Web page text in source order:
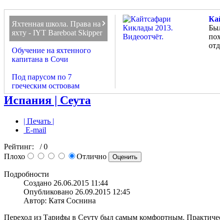
Яхтенная школа. Права на
яхту - IYT Bareboat Skipper
Обучение на яхтенного
капитана в Сочи
Под парусом по 7
греческим островам
На Санторини под парусом
Получить международные
права на яхту.
Кайтсафари - Багамы 2014.
Видеоотчёт.
Кайтсафари Киклады 2013.
Видеоотчёт.
В
На
Испания | Сеута
| Печать |
E-mail
Рейтинг:
/ 0
Плохо
Отлично
Подробности
Создано 26.06.2015 11:44
Опубликовано 26.09.2015 12:45
Автор: Катя Соснина
Переход из Тарифы в Сеуту был самым комфортным.